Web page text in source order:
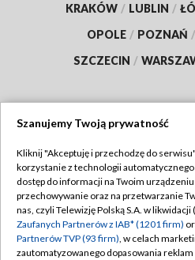
KRAKÓW / LUBLIN /
OPOLE / POZNAŃ /
SZCZECIN /
TVP
Abonament TVP
Emisja w TVP
Centrum informacji TVP
Polityka
Moje
Szanujemy Twoją prywatność
Kliknij "Akceptuję i przechodzę do
korzystanie z technologii
dostęp do informacji na Twoim
przechowywanie oraz na przetwarzanie
nas, czyli Telewizję Polską S.A. w likwidacji
Zaufanych Partnerów z IAB* (1201 firm)
Partnerów TVP (93 firm), w celach
zautomatyzowanego dopasowania